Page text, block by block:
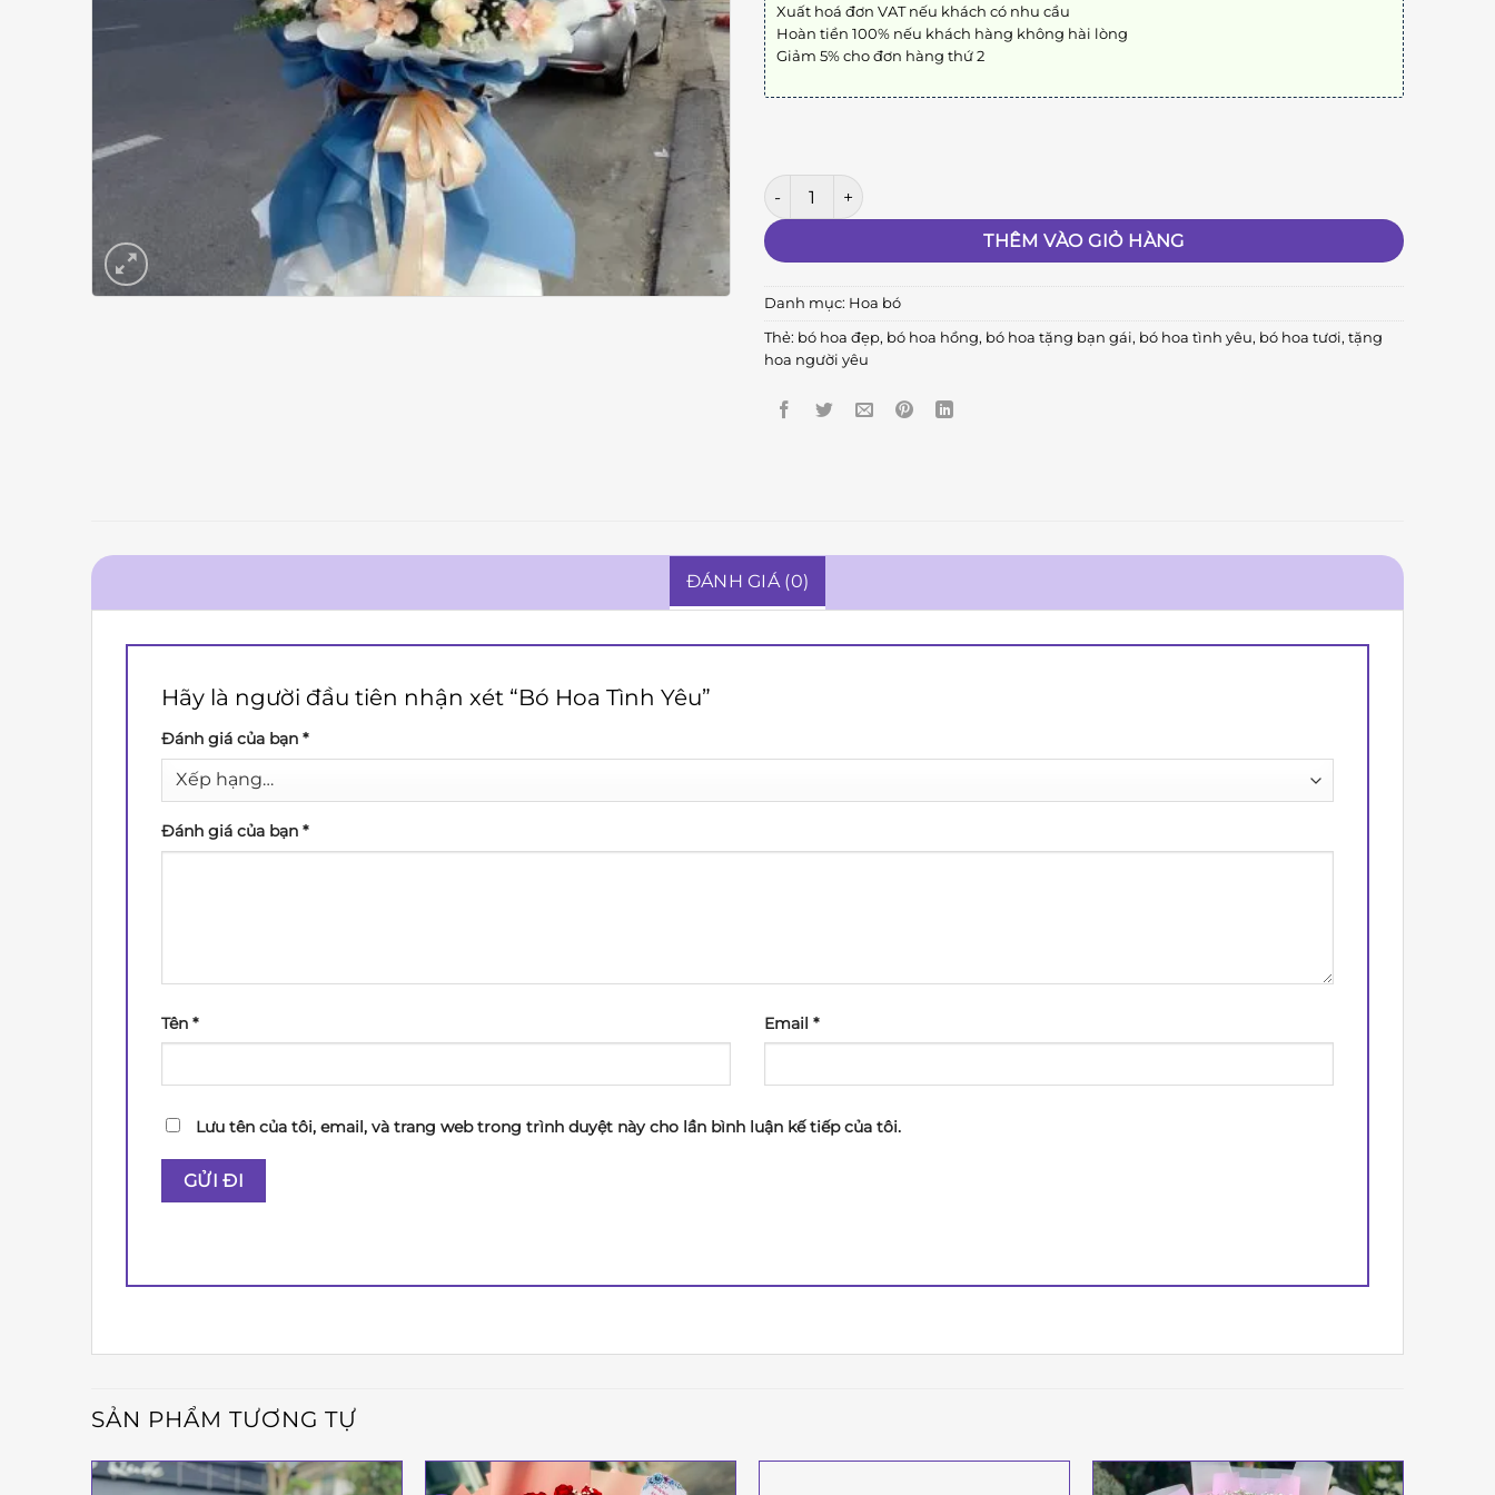
Xuất hoá đơn VAT nếu khách có nhu cầu
Hoàn tiền 100% nếu khách hàng không hài lòng
Giảm 5% cho đơn hàng thứ 2
Bó Hoa Tình Yêu số lượng
THÊM VÀO GIỎ HÀNG
Danh mục: Hoa bó
Thẻ: bó hoa đẹp, bó hoa hồng, bó hoa tặng bạn gái, bó hoa tình yêu, bó hoa tươi, tặng
hoa người yêu
ĐÁNH GIÁ (0)
Hãy là người đầu tiên nhận xét “Bó Hoa Tình Yêu”
Đánh giá của bạn *
Đánh giá của bạn *
Tên * Email *
Lưu tên của tôi, email, và trang web trong trình duyệt này cho lần bình luận kế tiếp của tôi.
SẢN PHẨM TƯƠNG TỰ